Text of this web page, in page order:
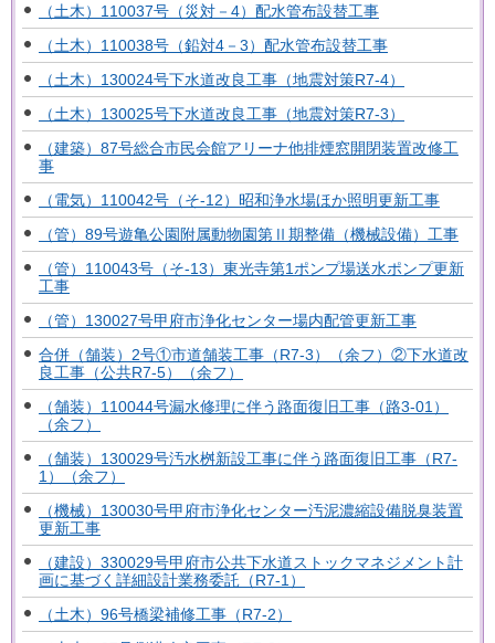
（土木）110037号（災対－4）配水管布設替工事
（土木）110038号（鉛対4－3）配水管布設替工事
（土木）130024号下水道改良工事（地震対策R7-4）
（土木）130025号下水道改良工事（地震対策R7-3）
（建築）87号総合市民会館アリーナ他排煙窓開閉装置改修工
事
（電気）110042号（そ-12）昭和浄水場ほか照明更新工事
（管）89号遊亀公園附属動物園第Ⅱ期整備（機械設備）工事
（管）110043号（そ-13）東光寺第1ポンプ場送水ポンプ更新
工事
（管）130027号甲府市浄化センター場内配管更新工事
合併（舗装）2号①市道舗装工事（R7-3）（余フ）②下水道改
良工事（公共R7-5）（余フ）
（舗装）110044号漏水修理に伴う路面復旧工事（路3-01）
（余フ）
（舗装）130029号汚水桝新設工事に伴う路面復旧工事（R7-
1）（余フ）
（機械）130030号甲府市浄化センター汚泥濃縮設備脱臭装置
更新工事
（建設）330029号甲府市公共下水道ストックマネジメント計
画に基づく詳細設計業務委託（R7-1）
（土木）96号橋梁補修工事（R7-2）